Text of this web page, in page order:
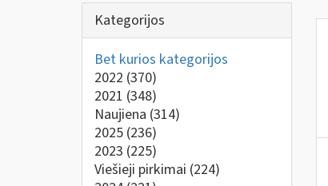
Kategorijos
Bet kurios kategorijos
2022 (370)
2021 (348)
Naujiena (314)
2025 (236)
2023 (225)
Viešieji pirkimai (224)